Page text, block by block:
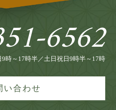
6562
時～17時半／土日祝日9時半～17時
い合わせ